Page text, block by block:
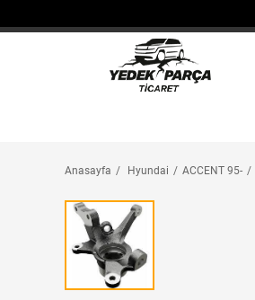
Anasayfa Hyundai ACCENT 95-